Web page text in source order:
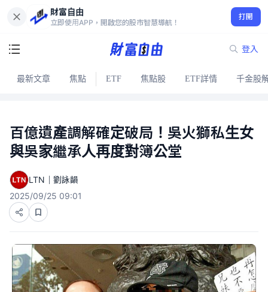
財富自由
立即使用APP，開啟您的股市智慧導航！
打開
登入
最新文章 焦點 ETF 焦點股 ETF詳情 千金股
百億遺產調解確定破局！吳火獅私生女
與吳家繼承人再度對簿公堂
LTN｜劉詠韻
2025/09/25 09:01